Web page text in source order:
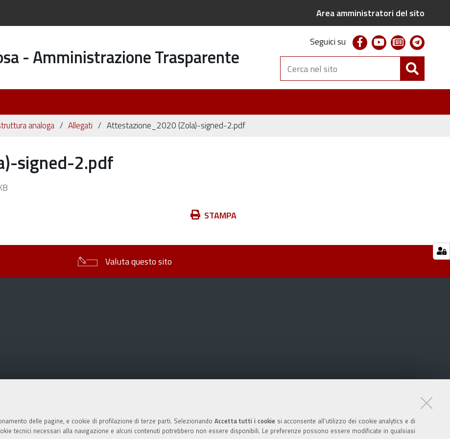
delle pagine, e cookie di profilazione di terze parti. Selezionando Accetta tutti i cookiesi acconsente all’utilizzo dei cookie analytics e di
tecnici necessari alla navigazione e alcuni contenuti potrebbero non essere disponibili. Le preferenze possono essere modificate in qualsiasi
Area amministratori del sito
- Amministrazione Trasparente
Seguici su facebookyoutubenewsletter
Cerca
nel
sito
analoga Allegati Attestazione_2020 (Zola)-signed-2.pdf
signed-2.pdf
Azioni STAMPA
Valuta questo sito